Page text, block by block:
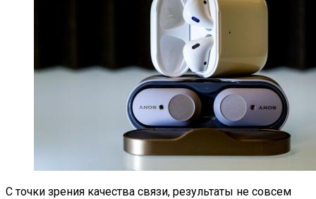
С точки зрения качества связи, результаты не совсем